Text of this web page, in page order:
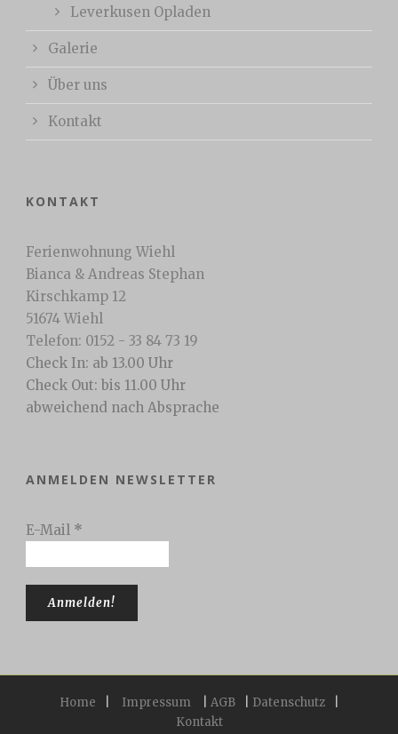
Leverkusen Opladen
Galerie
Über uns
Kontakt
KONTAKT
Ferienwohnung Wiehl
Bianca & Andreas Stephan
Kirschkamp 12
51674 Wiehl
Telefon: 0152 - 33 84 73 19
Check In: ab 13.00 Uhr
Check Out: bis 11.00 Uhr
abweichend nach Absprache
ANMELDEN NEWSLETTER
E-Mail *
Home Impressum AGB Datenschutz
Kontakt